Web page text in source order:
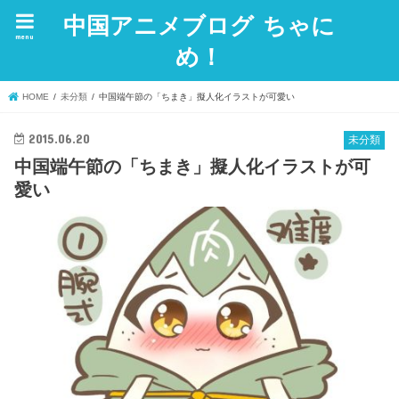
中国アニメブログ ちゃに
め！
menu
HOME 未分類 中国端午節の「ちまき」擬人化イラストが可愛い
未分類
2015.06.20
中国端午節の「ちまき」擬人化イラストが可
愛い